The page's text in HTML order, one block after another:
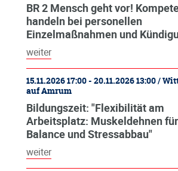
BR 2 Mensch geht vor!
handeln bei personellen
Einzelmaßnahmen und
weiter
15.11.2026 17:00 - 20.11.2026 13:00 /
auf Amrum
Bildungszeit: "Flexibilität am
Arbeitsplatz: Muskeldehnen
Balance und Stressabbau"
weiter